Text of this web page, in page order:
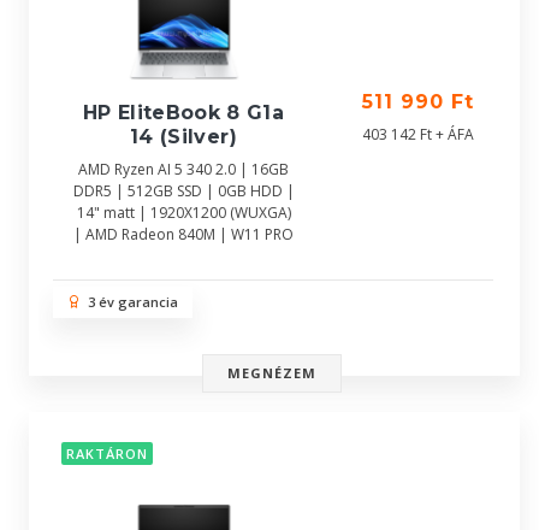
HP EliteBook 8 G1a
14 (Silver)
AMD Ryzen AI 5 340 2.0 | 16GB
DDR5 | 512GB SSD | 0GB HDD |
14" matt | 1920X1200 (WUXGA)
| AMD Radeon 840M | W11 PRO
511 990 Ft
403 142 Ft + ÁFA
3 év garancia
MEGNÉZEM
RAKTÁRON